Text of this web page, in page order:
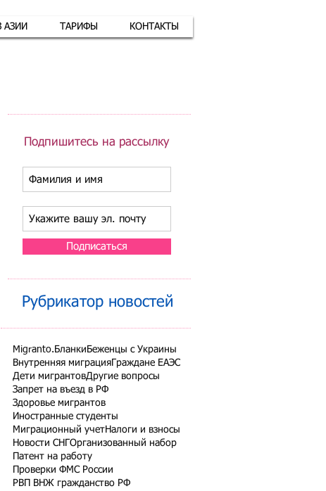
АЗИИ ТАРИФЫ КОНТАКТЫ
Подпишитесь на рассылку
Подписаться
Рубрикатор новостей
Migranto.Бланки Беженцы с Украины
Внутренняя миграция Граждане ЕАЭС
Дети мигрантовДругие вопросы
Запрет на въезд в РФ
Здоровье мигрантов
Иностранные студенты
Миграционный учетНалоги и взносы
Новости СНГ Организованный набор
Патент на работу
Проверки ФМС России
РВП ВНЖ гражданство РФ